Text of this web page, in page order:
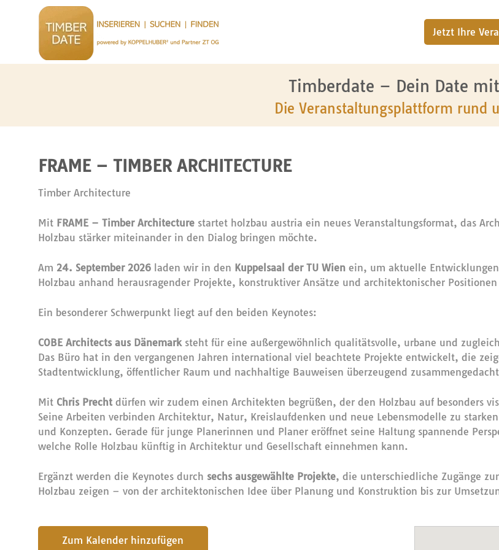
Jetzt Ihre
Timberdate – Dein Date
Die Veranstaltungsplattform rund
FRAME – TIMBER ARCHITECTURE
Timber Architecture
Mit FRAME – Timber Architecture startet holzbau austria ein neues Veranstaltungsformat, das
Holzbau stärker miteinander in den Dialog bringen möchte.
Am 24. September 2026 laden wir in den Kuppelsaal der TU Wien ein, um aktuelle
Holzbau anhand herausragender Projekte, konstruktiver Ansätze und architektonischer
Ein besonderer Schwerpunkt liegt auf den beiden Keynotes:
COBE Architects aus Dänemarksteht für eine außergewöhnlich qualitätsvolle, urbane und
Das Büro hat in den vergangenen Jahren international viel beachtete Projekte entwickelt, die
Stadtentwicklung, öffentlicher Raum und nachhaltige Bauweisen überzeugend
Mit Chris Precht dürfen wir zudem einen Architekten begrüßen, der den Holzbau auf besonders
Seine Arbeiten verbinden Architektur, Natur, Kreislaufdenken und neue Lebensmodelle zu
und Konzepten. Gerade für junge Planerinnen und Planer eröffnet seine Haltung spannende
welche Rolle Holzbau künftig in Architektur und Gesellschaft einnehmen kann.
Ergänzt werden die Keynotes durch sechs ausgewählte Projekte, die unterschiedliche Zugänge
Holzbau zeigen – von der architektonischen Idee über Planung und Konstruktion bis zur